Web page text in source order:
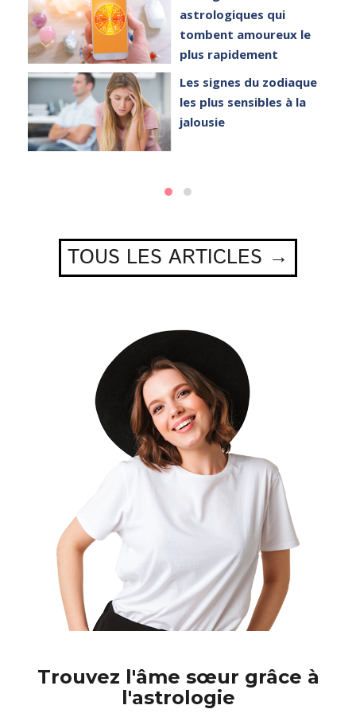
astrologiques qui
tombent amoureux le
plus rapidement
Les signes du zodiaque
les plus sensibles à la
jalousie
TOUS LES ARTICLES →
Trouvez l'âme sœur grâce à
l'astrologie